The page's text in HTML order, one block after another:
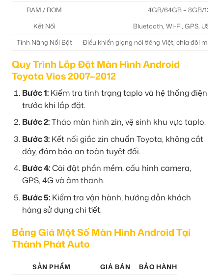
RAM / ROM
4GB/64GB – 8GB/
Kết Nối
Bluetooth, Wi-Fi, GPS, USB,
Tính Năng Nổi Bật
Điều khiển giọng nói tiếng Việt, chia đôi màn
Quy Trình Lắp Đặt Màn Hình Android
Toyota Vios 2007–2012
Bước 1:Kiểm tra tình trạng taplo và hệ thống điện
trước khi lắp đặt.
Bước 2:Tháo màn hình zin, vệ sinh khu vực taplo.
Bước 3:Kết nối giắc zin chuẩn Toyota, không cắt
dây, đảm bảo an toàn tuyệt đối.
Bước 4:Cài đặt phần mềm, cấu hình camera,
GPS, 4G và âm thanh.
Bước 5:Kiểm tra vận hành, hướng dẫn khách
hàng sử dụng chi tiết.
Bảng Giá Một Số Màn Hình Android Tại
Thành Phát Auto
SẢN PHẨM GIÁ BÁN BẢO HÀNH